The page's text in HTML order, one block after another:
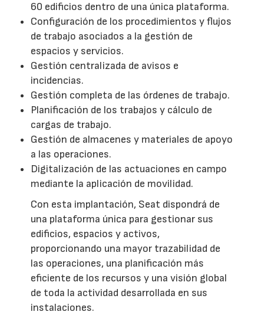
60 edificios dentro de una única plataforma.
Configuración de los procedimientos y flujos
de trabajo asociados a la gestión de
espacios y servicios.
Gestión centralizada de avisos e
incidencias.
Gestión completa de las órdenes de trabajo.
Planificación de los trabajos y cálculo de
cargas de trabajo.
Gestión de almacenes y materiales de apoyo
a las operaciones.
Digitalización de las actuaciones en campo
mediante la aplicación de movilidad.
Con esta implantación, Seat dispondrá de
una plataforma única para gestionar sus
edificios, espacios y activos,
proporcionando una mayor trazabilidad de
las operaciones, una planificación más
eficiente de los recursos y una visión global
de toda la actividad desarrollada en sus
instalaciones.